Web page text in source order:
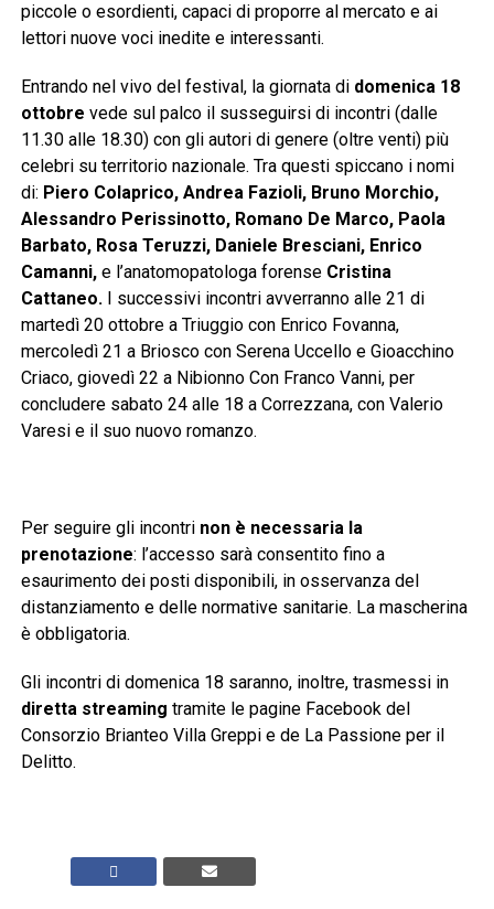
piccole o esordienti, capaci di proporre al mercato e ai
lettori nuove voci inedite e interessanti.
Entrando nel vivo del festival, la giornata di domenica 18
ottobre vede sul palco il susseguirsi di incontri (dalle
11.30 alle 18.30) con gli autori di genere (oltre venti) più
celebri su territorio nazionale. Tra questi spiccano i nomi
di: Piero Colaprico, Andrea Fazioli, Bruno Morchio,
Alessandro Perissinotto, Romano De Marco, Paola
Barbato, Rosa Teruzzi, Daniele Bresciani, Enrico
Camanni, e l’anatomopatologa forense Cristina
Cattaneo.I successivi incontri avverranno alle 21 di
martedì 20 ottobre a Triuggio con Enrico Fovanna,
mercoledì 21 a Briosco con Serena Uccello e Gioacchino
Criaco, giovedì 22 a Nibionno Con Franco Vanni, per
concludere sabato 24 alle 18 a Correzzana, con Valerio
Varesi e il suo nuovo romanzo.
Per seguire gli incontri non è necessaria la
prenotazione: l’accesso sarà consentito fino a
esaurimento dei posti disponibili, in osservanza del
distanziamento e delle normative sanitarie. La mascherina
è obbligatoria.
Gli incontri di domenica 18 saranno, inoltre, trasmessi in
diretta streaming tramite le pagine Facebook del
Consorzio Brianteo Villa Greppi e de La Passione per il
Delitto.